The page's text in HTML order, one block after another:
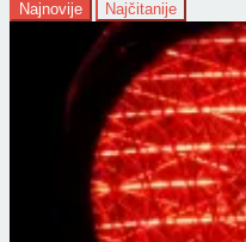
Najnovije
Najčitanije